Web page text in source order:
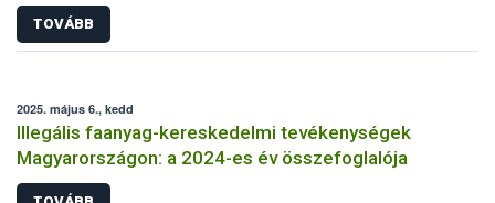
TOVÁBB
2025. május 6., kedd
Illegális faanyag-kereskedelmi tevékenységek
Magyarországon: a 2024-es év összefoglalója